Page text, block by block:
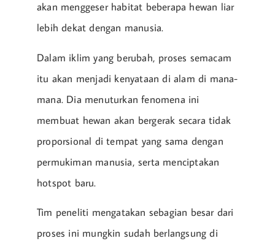
akan menggeser habitat beberapa hewan liar
lebih dekat dengan manusia.
Dalam iklim yang berubah, proses semacam
itu akan menjadi kenyataan di alam di mana-
mana. Dia menuturkan fenomena ini
membuat hewan akan bergerak secara tidak
proporsional di tempat yang sama dengan
permukiman manusia, serta menciptakan
hotspot baru.
Tim peneliti mengatakan sebagian besar dari
proses ini mungkin sudah berlangsung di